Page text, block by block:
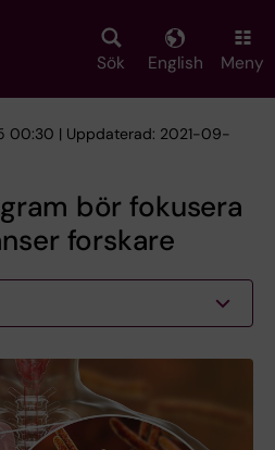
Sök English Meny
00:30 | Uppdaterad: 2021-09-
bör fokusera
forskare